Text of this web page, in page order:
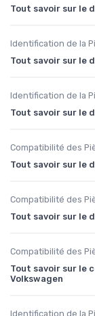
Tout savoir sur le
Identification de la
Tout savoir sur le
Identification de la
Tout savoir sur le
Compatibilité des
Tout savoir sur le
Compatibilité des
Tout savoir sur le
Compatibilité des
Tout savoir sur le
Volkswagen
Identification de la